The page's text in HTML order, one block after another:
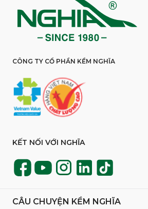
CÔNG TY CỔ PHẦN KỀM NGHĨA
KẾT NỐI VỚI NGHĨA
CÂU CHUYỆN KỀM NGHĨA